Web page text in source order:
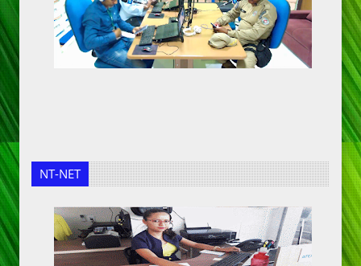
NT-NET